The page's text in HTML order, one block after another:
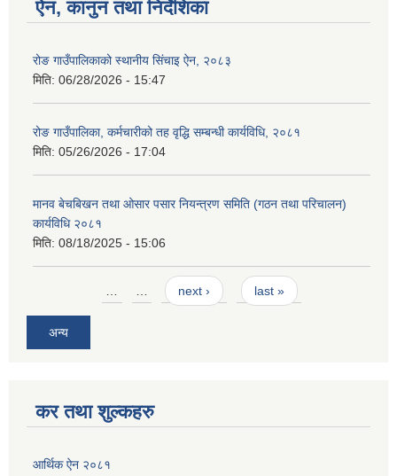
ऐन, कानुन तथा निर्देशिका
रोङ गाउँपालिकाको स्थानीय सिंचाइ ऐन, २०८३
मिति: 06/28/2026 - 15:47
रोङ गाउँपालिका, कर्मचारीको तह वृद्धि सम्बन्धी कार्यविधि, २०८१
मिति: 05/26/2026 - 17:04
मानव बेचबिखन तथा ओसार पसार नियन्त्रण समिति (गठन तथा परिचालन)
कार्यविधि २०८१
मिति: 08/18/2025 - 15:06
… … next › last »
अन्य
कर तथा शुल्कहरु
आर्थिक ऐन २०८१